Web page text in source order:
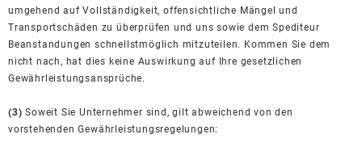
umgehend auf Vollständigkeit, offensichtliche Mängel und
Transportschäden zu überprüfen und uns sowie dem Spediteur
Beanstandungen schnellstmöglich mitzuteilen. Kommen Sie dem
nicht nach, hat dies keine Auswirkung auf Ihre gesetzlichen
Gewährleistungsansprüche.
(3) Soweit Sie Unternehmer sind, gilt abweichend von den
vorstehenden Gewährleistungsregelungen: